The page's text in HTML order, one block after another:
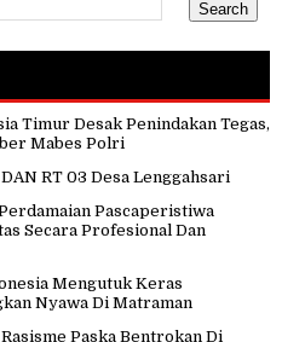
Timur Desak Penindakan Tegas,
Mabes Polri
RT 03 Desa Lenggahsari
Pascaperistiwa
Secara Profesional Dan
Mengutuk Keras
Nyawa Di Matraman
Paska Bentrokan Di